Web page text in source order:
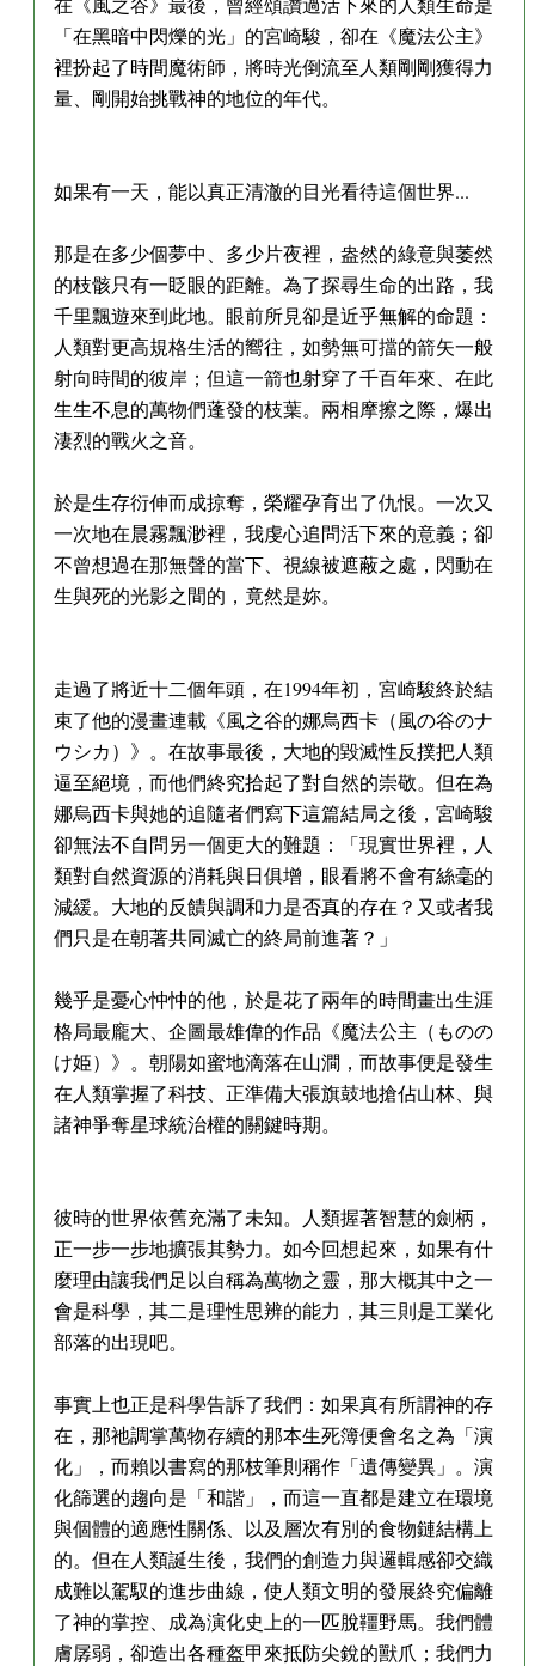
「在黑暗中閃爍的光」的宮崎駿，卻在《魔法公主》
裡扮起了時間魔術師，將時光倒流至人類剛剛獲得力
量、剛開始挑戰神的地位的年代。
如果有一天，能以真正清澈的目光看待這個世界...
那是在多少個夢中、多少片夜裡，盎然的綠意與萎然
的枝骸只有一眨眼的距離。為了探尋生命的出路，我
千里飄遊來到此地。眼前所見卻是近乎無解的命題：
人類對更高規格生活的嚮往，如勢無可擋的箭矢一般
射向時間的彼岸；但這一箭也射穿了千百年來、在此
生生不息的萬物們蓬發的枝葉。兩相摩擦之際，爆出
淒烈的戰火之音。
於是生存衍伸而成掠奪，榮耀孕育出了仇恨。一次又
一次地在晨霧飄渺裡，我虔心追問活下來的意義；卻
不曾想過在那無聲的當下、視線被遮蔽之處，閃動在
生與死的光影之間的，竟然是妳。
走過了將近十二個年頭，在1994年初，宮崎駿終於結
束了他的漫畫連載《風之谷的娜烏西卡（風の谷のナ
ウシカ）》。在故事最後，大地的毀滅性反撲把人類
逼至絕境，而他們終究拾起了對自然的崇敬。但在為
娜烏西卡與她的追隨者們寫下這篇結局之後，宮崎駿
卻無法不自問另一個更大的難題：「現實世界裡，人
類對自然資源的消耗與日俱增，眼看將不會有絲毫的
減緩。大地的反饋與調和力是否真的存在？又或者我
們只是在朝著共同滅亡的終局前進著？」
幾乎是憂心忡忡的他，於是花了兩年的時間畫出生涯
格局最龐大、企圖最雄偉的作品《魔法公主（ものの
け姫）》。朝陽如蜜地滴落在山澗，而故事便是發生
在人類掌握了科技、正準備大張旗鼓地搶佔山林、與
諸神爭奪星球統治權的關鍵時期。
彼時的世界依舊充滿了未知。人類握著智慧的劍柄，
正一步一步地擴張其勢力。如今回想起來，如果有什
麼理由讓我們足以自稱為萬物之靈，那大概其中之一
會是科學，其二是理性思辨的能力，其三則是工業化
部落的出現吧。
事實上也正是科學告訴了我們：如果真有所謂神的存
在，那祂調掌萬物存續的那本生死簿便會名之為「演
化」，而賴以書寫的那枝筆則稱作「遺傳變異」。演
化篩選的趨向是「和諧」，而這一直都是建立在環境
與個體的適應性關係、以及層次有別的食物鏈結構上
的。但在人類誕生後，我們的創造力與邏輯感卻交織
成難以駕馭的進步曲線，使人類文明的發展終究偏離
了神的掌控、成為演化史上的一匹脫韁野馬。我們體
膚孱弱，卻造出各種盔甲來抵防尖銳的獸爪；我們力